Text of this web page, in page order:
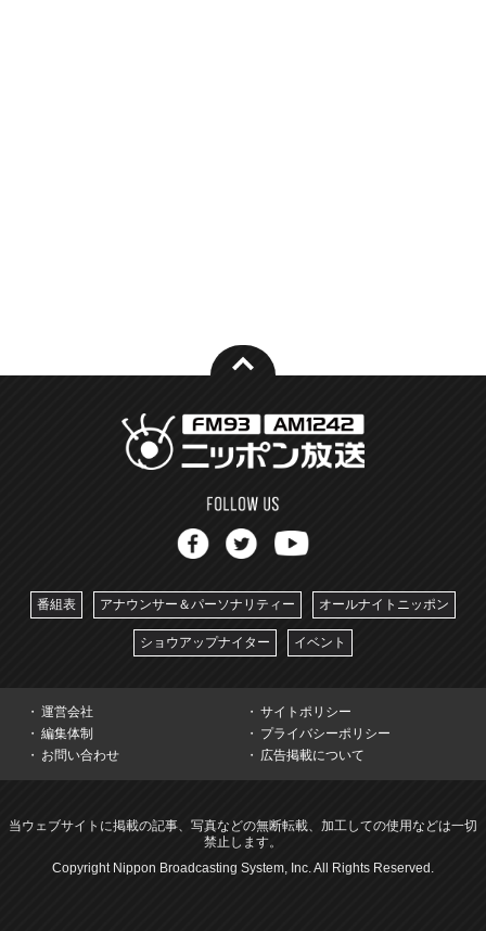
番組表 アナウンサー＆パーソナリティー オールナイトニッポン
ショウアップナイター イベント
運営会社
サイトポリシー
編集体制
プライバシーポリシー
お問い合わせ
広告掲載について
当ウェブサイトに掲載の記事、写真などの無断転載、加工しての使用などは一切
禁止します。
Copyright Nippon Broadcasting System, Inc. All Rights Reserved.